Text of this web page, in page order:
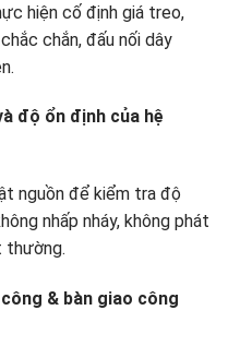
hiện cố định giá treo,
chắn, đấu nối dây
độ ổn định của hệ
nguồn để kiểm tra độ
nhấp nháy, không phát
thường.
& bàn giao công